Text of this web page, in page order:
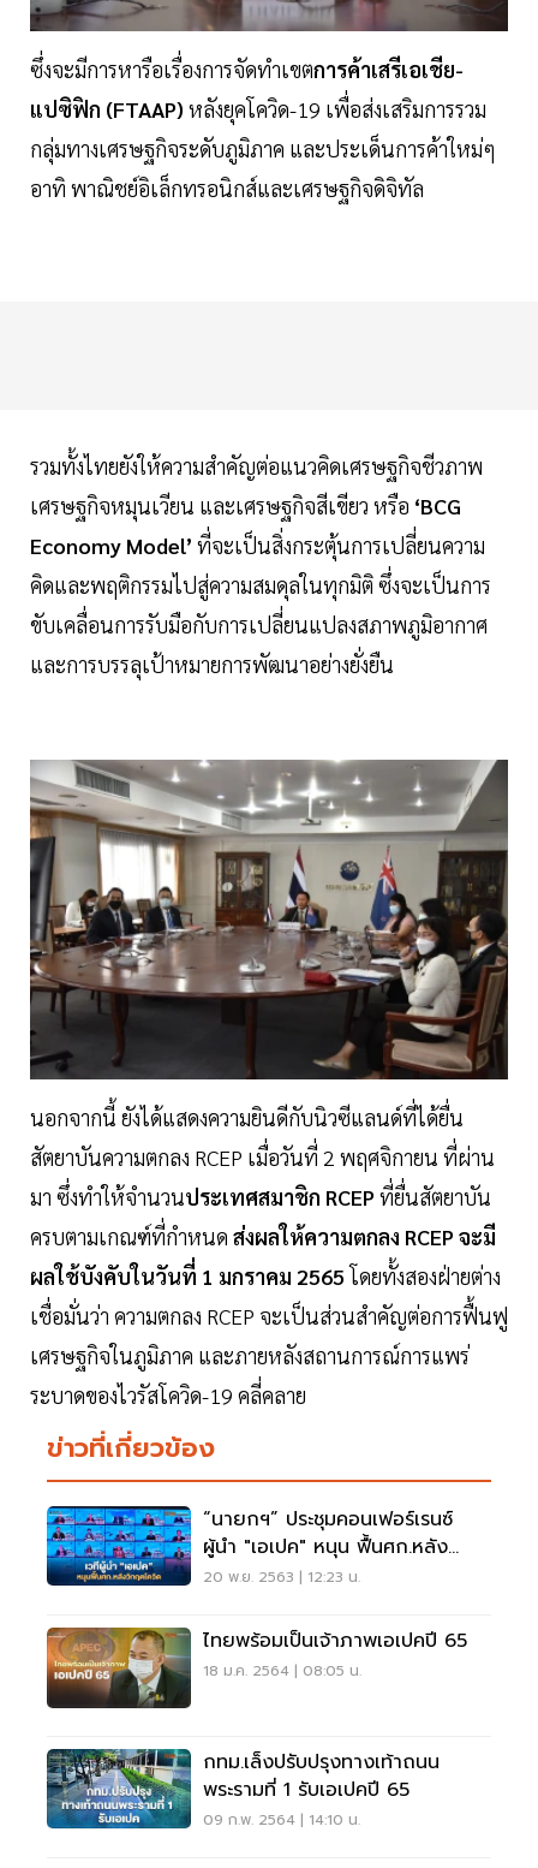
ซึ่งจะมีการหารือเรื่องการจัดทำเขตการค้าเสรีเอเชีย-
แปซิฟิก (FTAAP) หลังยุคโควิด-19 เพื่อส่งเสริมการรวม
กลุ่มทางเศรษฐกิจระดับภูมิภาค และประเด็นการค้าใหม่ๆ
อาทิ พาณิชย์อิเล็กทรอนิกส์และเศรษฐกิจดิจิทัล
รวมทั้งไทยยังให้ความสำคัญต่อแนวคิดเศรษฐกิจชีวภาพ
เศรษฐกิจหมุนเวียน และเศรษฐกิจสีเขียว หรือ ‘BCG
Economy Model’ ที่จะเป็นสิ่งกระตุ้นการเปลี่ยนความ
คิดและพฤติกรรมไปสู่ความสมดุลในทุกมิติ ซึ่งจะเป็นการ
ขับเคลื่อนการรับมือกับการเปลี่ยนแปลงสภาพภูมิอากาศ
และการบรรลุเป้าหมายการพัฒนาอย่างยั่งยืน
นอกจากนี้ ยังได้แสดงความยินดีกับนิวซีแลนด์ที่ได้ยื่น
สัตยาบันความตกลง RCEP เมื่อวันที่ 2 พฤศจิกายน ที่ผ่าน
มา ซึ่งทำให้จำนวนประเทศสมาชิก RCEP ที่ยื่นสัตยาบัน
ครบตามเกณฑ์ที่กำหนด ส่งผลให้ความตกลง RCEP จะมี
ผลใช้บังคับในวันที่ 1 มกราคม 2565โดยทั้งสองฝ่ายต่าง
เชื่อมั่นว่า ความตกลง RCEP จะเป็นส่วนสำคัญต่อการฟื้นฟู
เศรษฐกิจในภูมิภาค และภายหลังสถานการณ์การแพร่
ระบาดของไวรัสโควิด-19 คลี่คลาย
ข่าวที่เกี่ยวข้อง
“นายกฯ” ประชุมคอนเฟอร์เรนซ์
ผู้นำ "เอเปค" หนุน ฟื้นศก.หลัง
วิกฤตโควิด
20 พ.ย. 2563 | 12:23 น.
ไทยพร้อมเป็นเจ้าภาพเอเปคปี 65
18 ม.ค. 2564 | 08:05 น.
กทม.เล็งปรับปรุงทางเท้าถนน
พระรามที่ 1 รับเอเปคปี 65
09 ก.พ. 2564 | 14:10 น.